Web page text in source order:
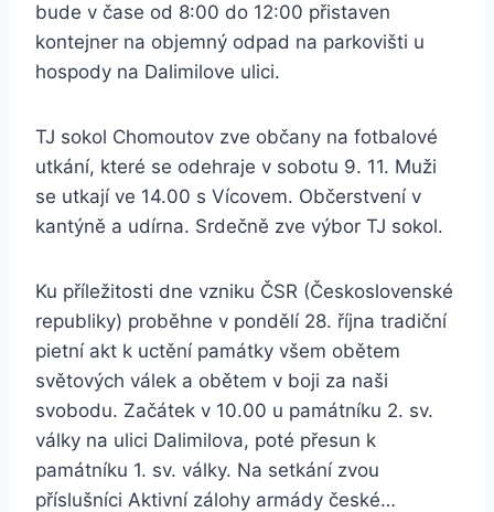
bude v čase od 8:00 do 12:00 přistaven
kontejner na objemný odpad na parkovišti u
hospody na Dalimilove ulici.
TJ sokol Chomoutov zve občany na fotbalové
utkání, které se odehraje v sobotu 9. 11. Muži
se utkají ve 14.00 s Vícovem. Občerstvení v
kantýně a udírna. Srdečně zve výbor TJ sokol.
Ku příležitosti dne vzniku ČSR (Československé
republiky) proběhne v pondělí 28. října tradiční
pietní akt k uctění památky všem obětem
světových válek a obětem v boji za naši
svobodu. Začátek v 10.00 u památníku 2. sv.
války na ulici Dalimilova, poté přesun k
památníku 1. sv. války. Na setkání zvou
příslušníci Aktivní zálohy armády české…